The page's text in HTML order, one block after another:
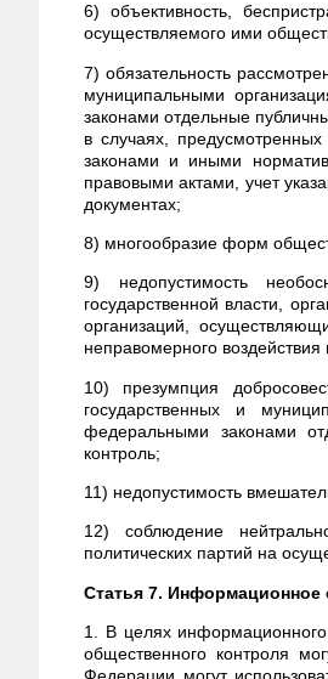
6) объективность,
осуществляемого ими
7) обязательность
муниципальными
законами отдельные
в случаях,
законами и иными
правовыми актами, учет
документах;
8) многообразие форм
9) недопустимость
государственной власти,
организаций,
неправомерного
10) презумпция
государственных и
федеральными законами
контроль;
11) недопустимость
12) соблюдение
политических партий на
Статья 7. Информационное
1. В целях информационного
общественного контроля